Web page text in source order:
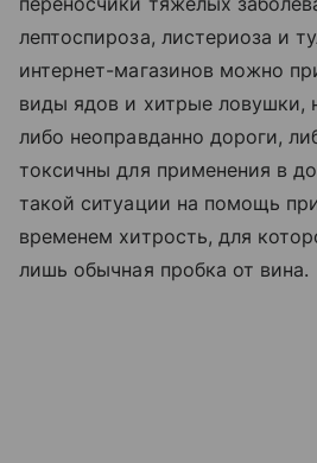
лептоспироза, листериоза и
интернет-магазинов можно
виды ядов и хитрые ловушки,
либо неоправданно дороги,
токсичны для применения в
такой ситуации на помощь
временем хитрость, для
лишь обычная пробка от вина.